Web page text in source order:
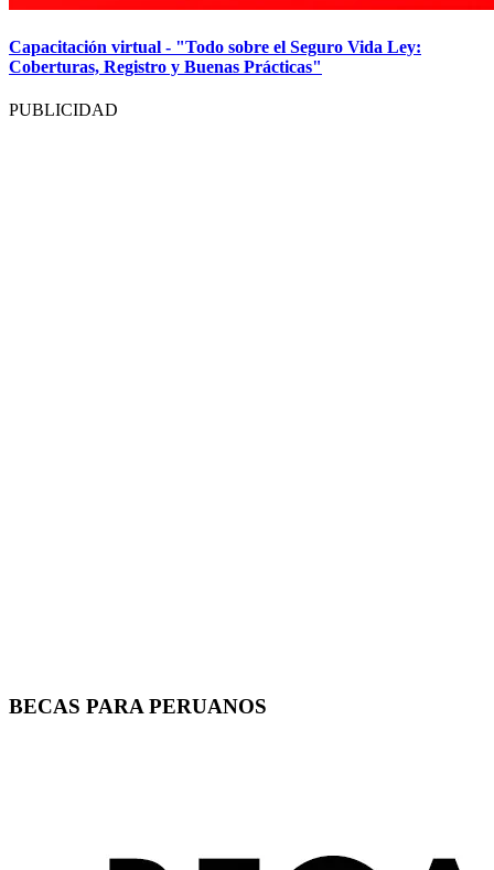
Capacitación virtual - "Todo sobre el Seguro Vida Ley:
Coberturas, Registro y Buenas Prácticas"
PUBLICIDAD
BECAS PARA PERUANOS